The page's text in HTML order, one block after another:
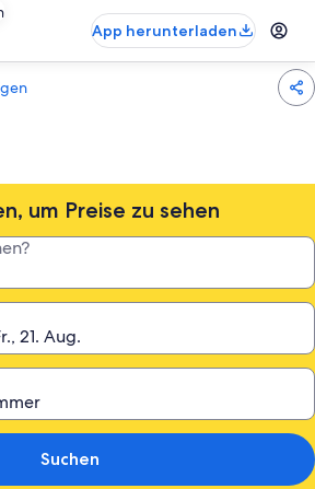
App herunterladen
um Preise zu sehen
Suchen